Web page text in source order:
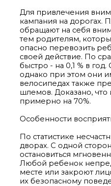
Для привлечения
кампания на дорогах.
обращают на себя
тем родителям,
опасно перевозить
своей действие. По
быстро - на 0,1 % в
однако при этом они
велосипедах также
шлемов. Доказано,
примерно на 70%.
Особенности
По статистике
дворах. С одной
остановиться
Любой ребенок
месте или закроют
их безопасному